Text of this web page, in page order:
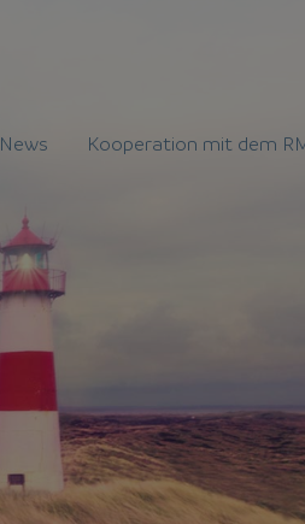
News Kooperation mit dem